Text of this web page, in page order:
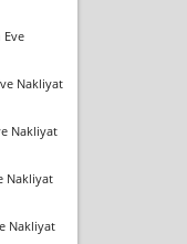
Eve
Nakliyat
Nakliyat
Nakliyat
Nakliyat